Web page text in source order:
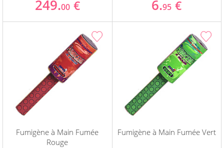
249.00 € 6.95 €
Fumigène à Main Fumée
Rouge
Fumigène à Main Fumée Vert